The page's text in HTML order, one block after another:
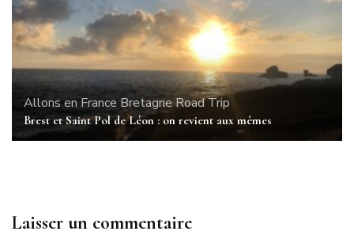
Allons en France BretagneRoad Trip
Brest et Saint Pol de Léon : on revient aux mêmes
Laisser un commentaire